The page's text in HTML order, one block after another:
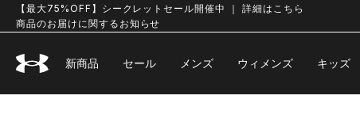
【最大75%OFF】シークレットセール開催中 ｜ 詳細はこちら
商品のお届けに関するお知らせ
新商品 セール メンズ ウィメンズ キッズ